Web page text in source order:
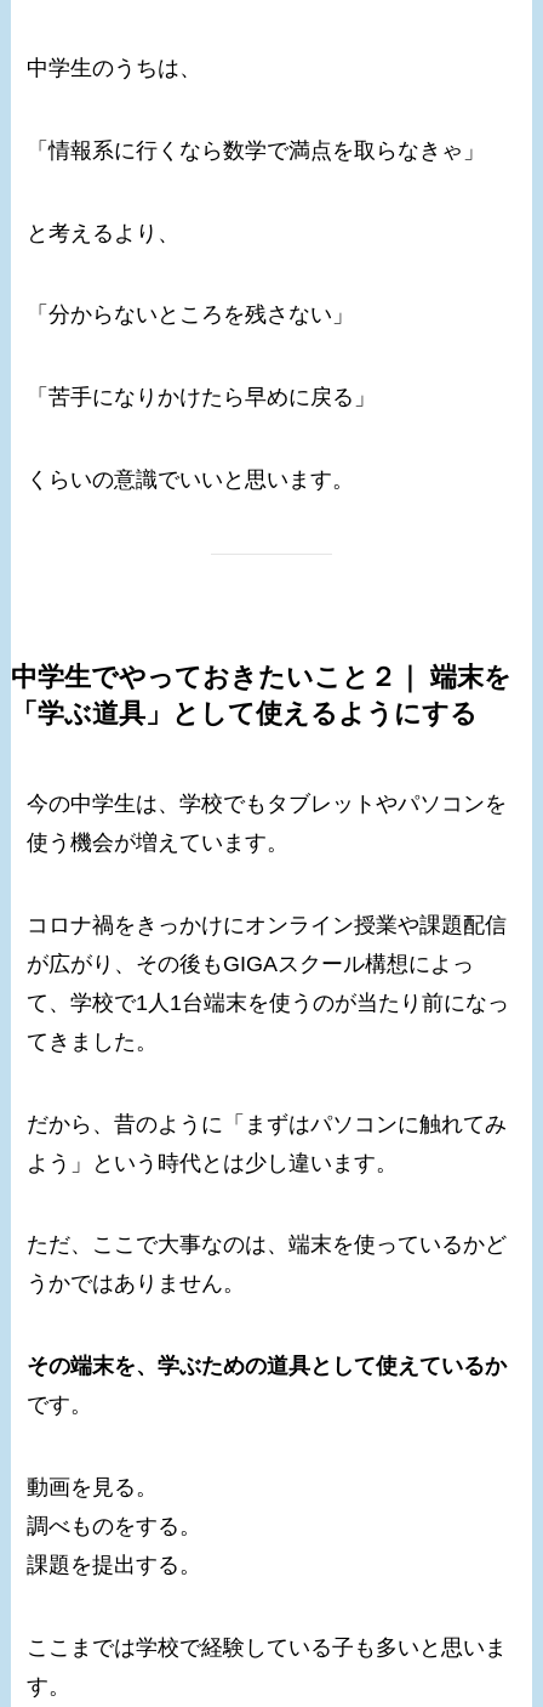
中学生のうちは、
「情報系に行くなら数学で満点を取らなきゃ」
と考えるより、
「分からないところを残さない」
「苦手になりかけたら早めに戻る」
くらいの意識でいいと思います。
中学生でやっておきたいこと２｜ 端末を
「学ぶ道具」として使えるようにする
今の中学生は、学校でもタブレットやパソコンを
使う機会が増えています。
コロナ禍をきっかけにオンライン授業や課題配信
が広がり、その後もGIGAスクール構想によっ
て、学校で1人1台端末を使うのが当たり前になっ
てきました。
だから、昔のように「まずはパソコンに触れてみ
よう」という時代とは少し違います。
ただ、ここで大事なのは、端末を使っているかど
うかではありません。
その端末を、学ぶための道具として使えているか
です。
動画を見る。
調べものをする。
課題を提出する。
ここまでは学校で経験している子も多いと思いま
す。